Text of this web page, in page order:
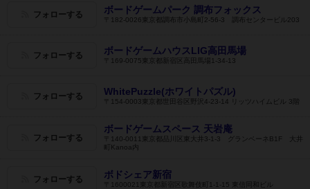
フォローする ボードゲームパーク 調布フォックス
〒182-0026東京都調布市小島町2-56-3 調布センタービル203
フォローする ボードゲームハウスLIG高田馬場
〒169-0075東京都新宿区高田馬場1-34-13
フォローする WhitePuzzle(ホワイトパズル)
〒154-0003東京都世田谷区野沢4-23-14 リッツハイムビル 3階
フォローする
ボードゲームスペース 天岩庵
〒140-0011東京都品川区東大井3-1-3 グランベーネB1F 大井
町Kanoa内
フォローする ボドシェア新宿
〒1600021東京都新宿区歌舞伎町1-1-15 東信同和ビル